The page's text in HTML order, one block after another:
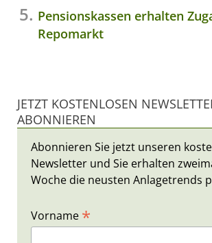
Pensionskassen erhalten
Repomarkt
JETZT KOSTENLOSEN
ABONNIEREN
Abonnieren Sie jetzt unseren
Newsletter und Sie erhalten
Woche die neusten Anlagetrends
Vorname *